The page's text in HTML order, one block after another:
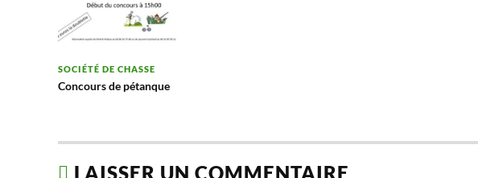
SOCIÉTÉ DE CHASSE
Concours de pétanque
LAISSER UN COMMENTAIRE